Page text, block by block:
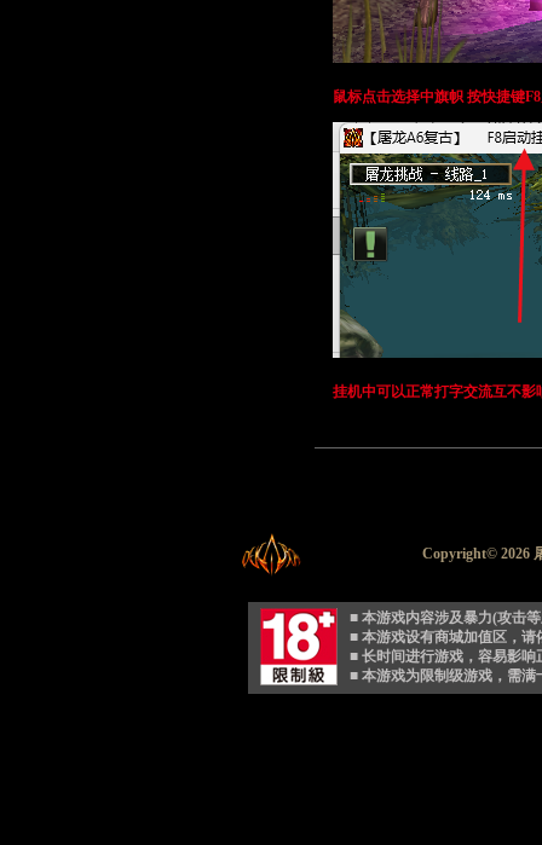
鼠标点击选择中旗帜 按快捷键
挂机中可以正常打字交流互不影
Copyright© 2026
■ 本游戏内容涉及暴力(攻击
■ 本游戏设有商城加值区，
■ 长时间进行游戏，容易影
■ 本游戏为限制级游戏，需